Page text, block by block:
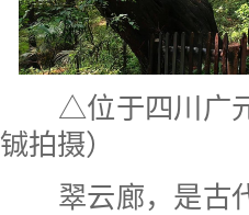
△位于四川广元
铖拍摄）
翠云廊，是古代